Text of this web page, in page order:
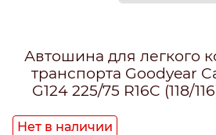
Автошина для легкого
транспорта Goodyear
G124 225/75 R16C (118/
Нет в наличии